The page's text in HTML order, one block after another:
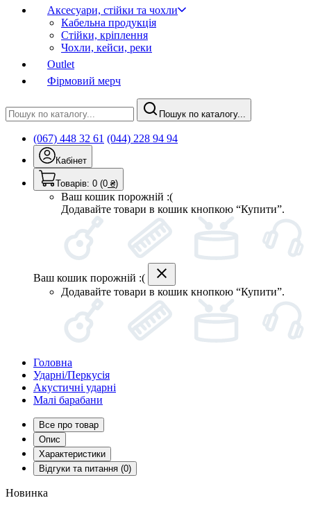
Аксесуари, стійки та чохли
Кабельна продукція
Стійки, кріплення
Чохли, кейси, реки
Outlet
Фірмовий мерч
Пошук по каталогу...
(067) 448 32 61 (044) 228 94 94
Кабінет
Товарів: 0 (0 ₴)
Ваш кошик порожній :(
Додавайте товари в кошик кнопкою “Купити”.
Ваш кошик порожній :(
Додавайте товари в кошик кнопкою “Купити”.
Головна
Ударні/Перкусія
Акустичні ударні
Малі барабани
Все про товар
Опис
Характеристики
Відгуки та питання (0)
Новинка